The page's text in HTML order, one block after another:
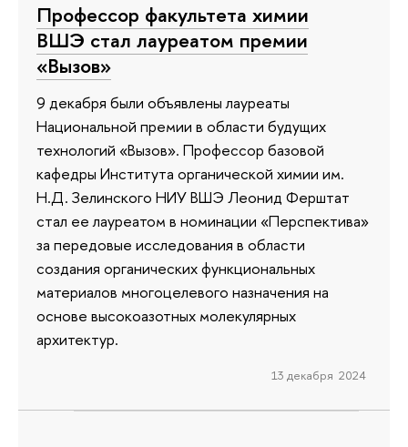
Профессор факультета химии
ВШЭ стал лауреатом премии
«Вызов»
9 декабря были объявлены лауреаты
Национальной премии в области будущих
технологий «Вызов». Профессор базовой
кафедры Института органической химии им.
Н.Д. Зелинского НИУ ВШЭ Леонид Ферштат
стал ее лауреатом в номинации «Перспектива»
за передовые исследования в области
создания органических функциональных
материалов многоцелевого назначения на
основе высокоазотных молекулярных
архитектур.
13 декабря 2024